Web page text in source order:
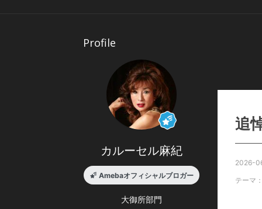
追
2026-
テーマ
Profile
カルーセル麻紀
Amebaオフィシャルブロガー
大御所部門